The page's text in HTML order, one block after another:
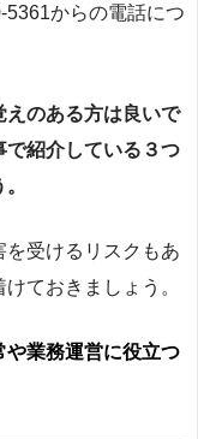
からの電話につ
えのある方は良いで
で紹介している３つ
受けるリスクもあ
ておきましょう。
や業務運営に役立つ